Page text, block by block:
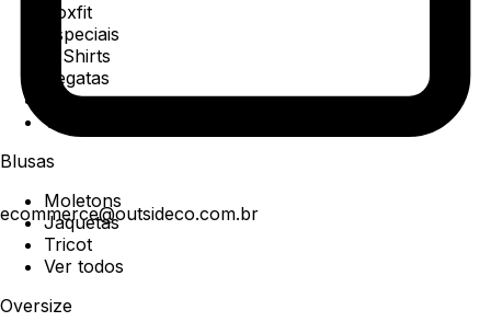
ecommerce@outsideco.com.br
Boxfit
Especiais
T-Shirts
Regatas
Polo
Ver todos
Blusas
Moletons
Jaquetas
Tricot
Ver todos
Oversize